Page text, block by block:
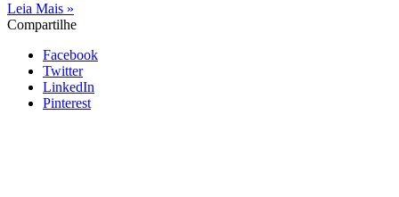
Leia Mais »
Compartilhe
Facebook
Twitter
LinkedIn
Pinterest